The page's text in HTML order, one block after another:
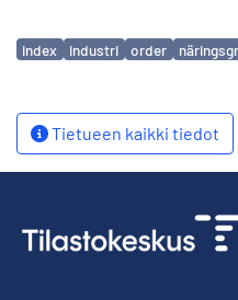
Avainsanat
index industri order
Tietueen kaikki tiedot